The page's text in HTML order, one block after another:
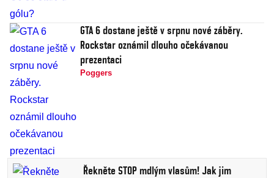
GTA 6 dostane ještě v srpnu nové záběry.
Rockstar oznámil dlouho očekávanou
prezentaci
Poggers
Řekněte STOP mdlým vlasům! Jak jim